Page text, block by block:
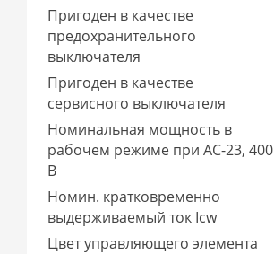
Пригоден в качестве
предохранительного
выключателя
Пригоден в качестве
сервисного выключателя
Номинальная мощность в
рабочем режиме при AC-23, 400
В
Номин. кратковременно
выдерживаемый ток Icw
Цвет управляющего элемента